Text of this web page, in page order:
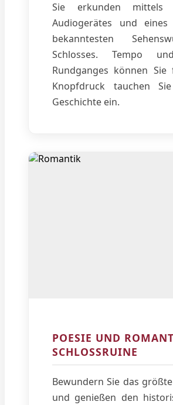
Sie erkunden mittels
Audiogerätes und eines
bekanntesten
Schlosses. Tempo
Rundganges können
Knopfdruck tauchen
Geschichte ein.
POESIE UND
SCHLOSSRUINE
Bewundern Sie das
und genießen den